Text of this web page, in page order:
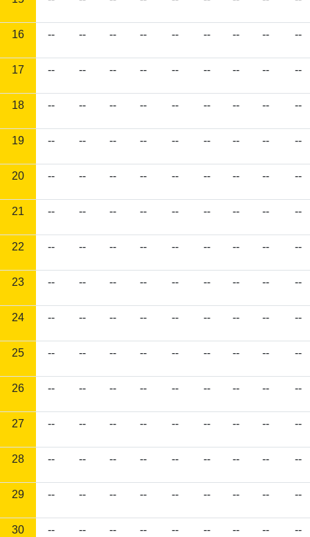
16 -- -- -- -- -- -- -- -- --
17 -- -- -- -- -- -- -- -- --
18 -- -- -- -- -- -- -- -- --
19 -- -- -- -- -- -- -- -- --
20 -- -- -- -- -- -- -- -- --
21 -- -- -- -- -- -- -- -- --
22 -- -- -- -- -- -- -- -- --
23 -- -- -- -- -- -- -- -- --
24 -- -- -- -- -- -- -- -- --
25 -- -- -- -- -- -- -- -- --
26 -- -- -- -- -- -- -- -- --
27 -- -- -- -- -- -- -- -- --
28 -- -- -- -- -- -- -- -- --
29 -- -- -- -- -- -- -- -- --
30 -- -- -- -- -- -- -- -- --